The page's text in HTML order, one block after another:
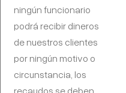
ningún funcionario
podrá recibir dineros
de nuestros clientes
por ningún motivo o
circunstancia, los
recaudos se deben